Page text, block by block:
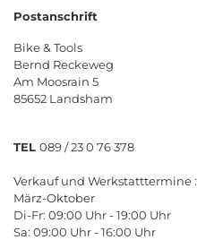
Postanschrift
Bike & Tools
Bernd Reckeweg
Am Moosrain 5
85652 Landsham
TEL 089 / 23 0 76 378
Verkauf und Werkstatttermine :
März-Oktober
Di-Fr: 09:00 Uhr - 19:00 Uhr
Sa: 09:00 Uhr - 16:00 Uhr